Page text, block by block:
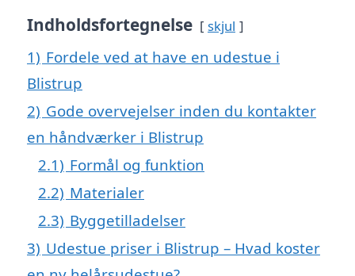
Indholdsfortegnelse skjul
1) Fordele ved at have en udestue i
Blistrup
2) Gode overvejelser inden du kontakter
en håndværker i Blistrup
2.1) Formål og funktion
2.2) Materialer
2.3) Byggetilladelser
3) Udestue priser i Blistrup – Hvad koster